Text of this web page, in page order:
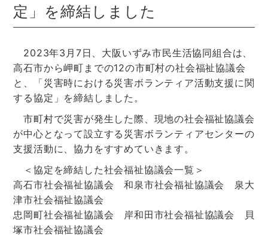
定」を締結しました
2023年3月7日、大阪いずみ市民生活協同組合は、
高石市から岬町までの12の市町村の社会福祉協議会
と、「災害時における災害ボランティア活動支援に関
する協定」を締結しました。
市町村で災害が発生した際、現地の社会福祉協議会
が中心となって設立する災害ボランティアセンターの
支援活動に、協力をすすめていきます。
＜協定を締結した社会福祉協議会一覧＞
高石市社会福祉協議会 和泉市社会福祉協議会 泉大
津市社会福祉協議会
忠岡町社会福祉協議会 岸和田市社会福祉協議会 貝
塚市社会福祉協議会